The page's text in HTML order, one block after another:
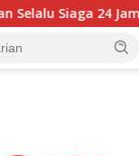
Kalapas Muara